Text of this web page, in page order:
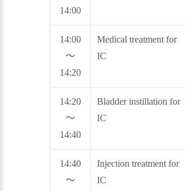
14:00
14:00
～
14:20
Medical treatment for
IC
14:20
～
14:40
Bladder instillation for
IC
14:40
～
Injection treatment for
IC